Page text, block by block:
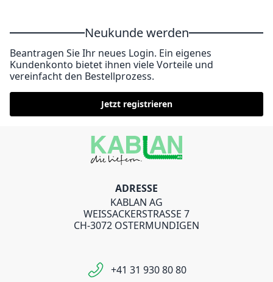
Neukunde werden
Beantragen Sie Ihr neues Login. Ein eigenes
Kundenkonto bietet ihnen viele Vorteile und
vereinfacht den Bestellprozess.
Jetzt registrieren
ADRESSE
KABLAN AG
WEISSACKERSTRASSE 7
CH-3072 OSTERMUNDIGEN
+41 31 930 80 80